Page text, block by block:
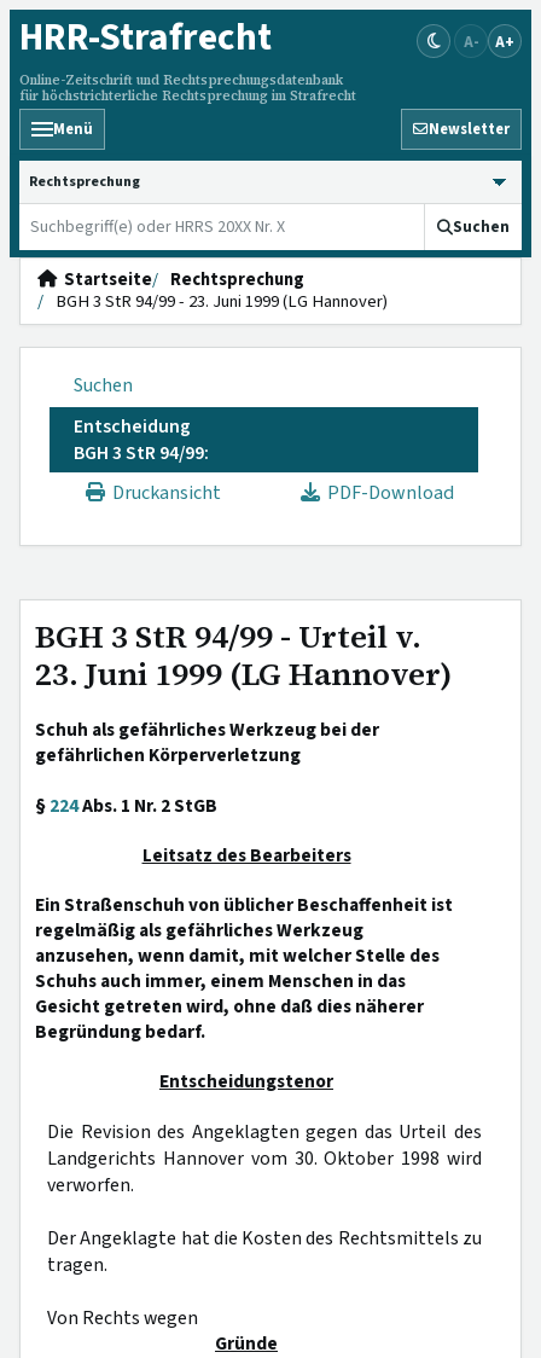
HRR-Strafrecht
Online-Zeitschrift und Rechtsprechungsdatenbank
für höchstrichterliche Rechtsprechung im Strafrecht
A- A+
Menü Newsletter
HRRS durchsuchen
Suchen
Startseite
Rechtsprechung
BGH 3 StR 94/99 - 23. Juni 1999 (LG Hannover)
Suchen
Entscheidung
BGH 3 StR 94/99:
Druckansicht
PDF-Download
BGH 3 StR 94/99 - Urteil v.
23. Juni 1999 (LG Hannover)
Schuh als gefährliches Werkzeug bei der
gefährlichen Körperverletzung
§224Abs. 1 Nr. 2 StGB
Leitsatz des Bearbeiters
Ein Straßenschuh von üblicher Beschaffenheit ist
regelmäßig als gefährliches Werkzeug
anzusehen, wenn damit, mit welcher Stelle des
Schuhs auch immer, einem Menschen in das
Gesicht getreten wird, ohne daß dies näherer
Begründung bedarf.
Entscheidungstenor
Die Revision des Angeklagten gegen das Urteil des
Landgerichts Hannover vom 30. Oktober 1998 wird
verworfen.
Der Angeklagte hat die Kosten des Rechtsmittels zu
tragen.
Von Rechts wegen
Gründe